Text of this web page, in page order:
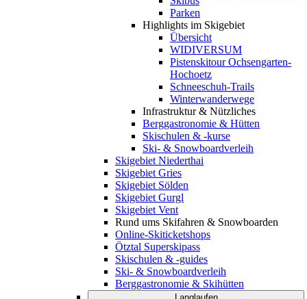
Parken
Highlights im Skigebiet
Übersicht
WIDIVERSUM
Pistenskitour Ochsengarten-
Hochoetz
Schneeschuh-Trails
Winterwanderwege
Infrastruktur & Nützliches
Berggastronomie & Hütten
Skischulen & -kurse
Ski- & Snowboardverleih
Skigebiet Niederthai
Skigebiet Gries
Skigebiet Sölden
Skigebiet Gurgl
Skigebiet Vent
Rund ums Skifahren & Snowboarden
Online-Skiticketshops
Ötztal Superskipass
Skischulen & -guides
Ski- & Snowboardverleih
Berggastronomie & Skihütten